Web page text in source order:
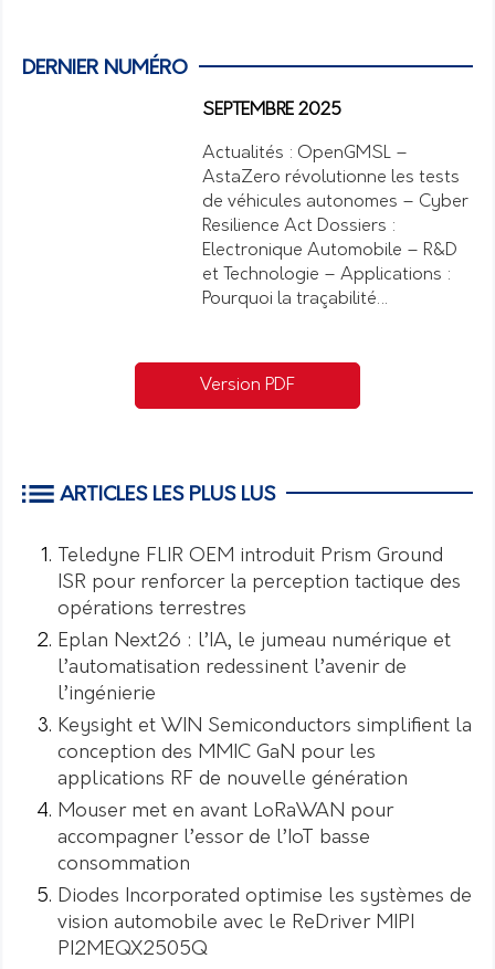
DERNIER NUMÉRO
SEPTEMBRE 2025
Actualités : OpenGMSL –
AstaZero révolutionne les tests
de véhicules autonomes – Cyber
Resilience Act Dossiers :
Electronique Automobile – R&D
et Technologie – Applications :
Pourquoi la traçabilité…
Version PDF
ARTICLES LES PLUS LUS
Teledyne FLIR OEM introduit Prism Ground
ISR pour renforcer la perception tactique des
opérations terrestres
Eplan Next26 : l’IA, le jumeau numérique et
l’automatisation redessinent l’avenir de
l’ingénierie
Keysight et WIN Semiconductors simplifient la
conception des MMIC GaN pour les
applications RF de nouvelle génération
Mouser met en avant LoRaWAN pour
accompagner l’essor de l’IoT basse
consommation
Diodes Incorporated optimise les systèmes de
vision automobile avec le ReDriver MIPI
PI2MEQX2505Q